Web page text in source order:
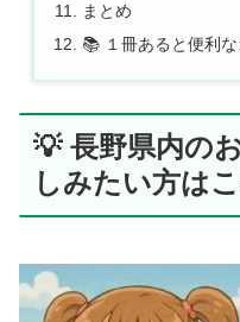
まとめ
📚 １冊あると便利
💡 長野県内の
しみたい方は